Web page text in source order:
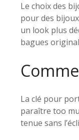
Le choix des
pour des
un look plus
bagues
La clé pour
paraître too
tenue sans